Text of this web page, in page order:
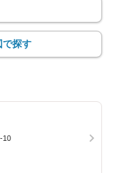
で探す
10